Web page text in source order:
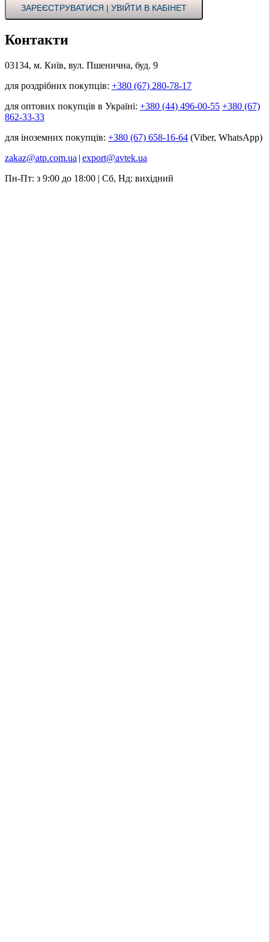
ЗАРЕЄСТРУВАТИСЯ | УВІЙТИ В КАБІНЕТ
Контакти
03134, м. Київ, вул. Пшенична, буд. 9
для роздрібних покупців: +380 (67) 280-78-17
для оптових покупців в Україні: +380 (44) 496-00-55 +380 (67)
862-33-33
для іноземних покупців: +380 (67) 658-16-64 (Viber, WhatsApp)
zakaz@atp.com.ua | export@avtek.ua
Пн-Пт: з 9:00 до 18:00 | Сб, Нд: вихідний